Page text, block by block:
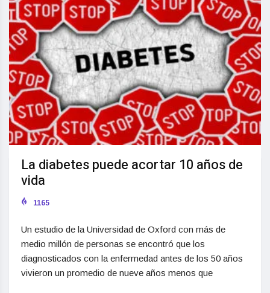
La diabetes puede acortar 10 años de
vida
1165
Un estudio de la Universidad de Oxford con más de
medio millón de personas se encontró que los
diagnosticados con la enfermedad antes de los 50 años
vivieron un promedio de nueve años menos que